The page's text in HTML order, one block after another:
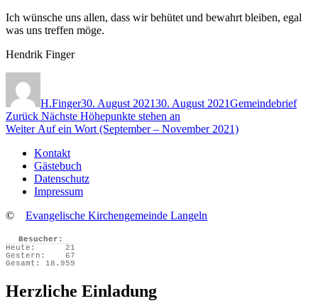
Ich wünsche uns allen, dass wir behütet und bewahrt bleiben, egal
was uns treffen möge.
Hendrik Finger
H.Finger30. August 202130. August 2021Gemeindebrief
Beitragsnavigation
Zurück Vorheriger
Beitrag:
Nächste Höhepunkte stehen an
Weiter Nächster
Auf ein Wort (September – November 2021)
Kontakt
Gästebuch
Datenschutz
Impressum
© Evangelische Kirchengemeinde Langeln
Besucher:
Heute:
21
Gestern:
67
Gesamt:
18.959
Herzliche Einladung